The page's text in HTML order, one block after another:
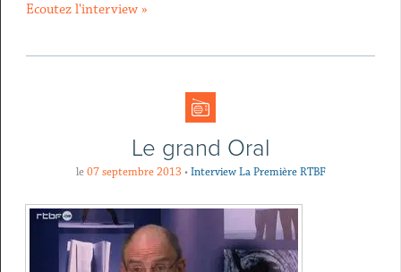
Ecoutez l'interview »
Le grand Oral
le 07 septembre 2013 • Interview La Première RTBF